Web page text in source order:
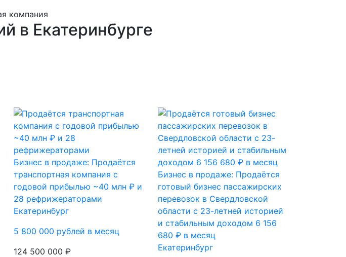
компания
в Екатеринбурге
Бизнес в продаже: Продаётся
транспортная компания с
годовой прибылью ~40 млн ₽ и
28 рефрижераторами
Екатеринбург
5 800 000 рублей в месяц
124 500 000 ₽
Бизнес в продаже: Продаётся
готовый бизнес пассажирских
перевозок в Свердловской
области с 23-летней историей
и стабильным доходом 6 156
680 ₽ в месяц
Екатеринбург